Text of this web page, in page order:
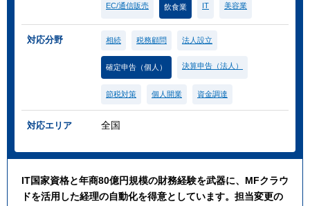
EC/通信販売 飲食業 IT 美容業
対応分野 相続 税務顧問 法人設立
確定申告（個人） 決算申告（法人）
節税対策 個人開業 資金調達
対応エリア 全国
IT国家資格と年商80億円規模の財務経験を武器に、MFクラウ
ドを活用した経理の自動化を得意としています。担当変更の